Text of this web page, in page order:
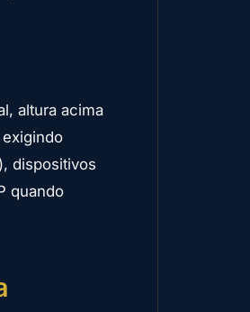
altura acima
dispositivos
quando